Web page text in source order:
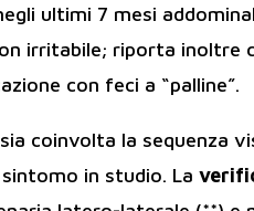
ultimi 7 mesi
irritabile; riporta inoltre
con feci a “palline”.
coinvolta la sequenza
in studio. La